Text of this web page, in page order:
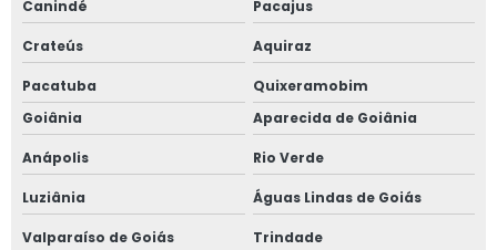
Canindé Pacajus
Crateús Aquiraz
Pacatuba
Quixeramobim
Goiânia
Aparecida de Goiânia
Anápolis Rio Verde
Luziânia Águas Lindas de Goiás
Valparaíso de Goiás Trindade